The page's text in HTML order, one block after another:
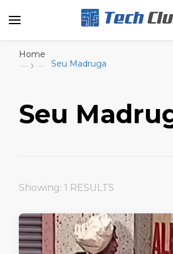
Home
Seu Madruga
Seu
Showing: 1 RESULTS